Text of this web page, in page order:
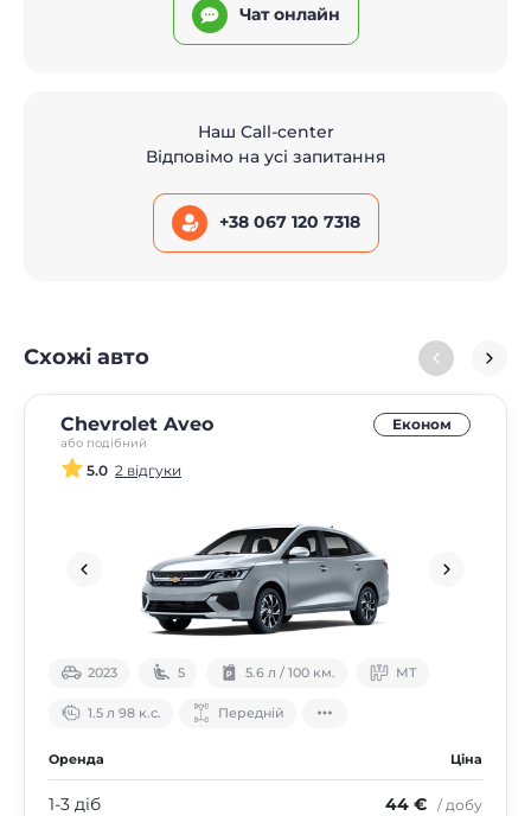
Чат онлайн
Наш Call-center
Відповімо на усі запитання
+38 067 120 7318
Схожі авто
Chevrolet Aveo
або подібний
Економ
5.0 2 відгуки
2023 5 5.6 л / 100 км. МТ
1.5 л 98 к.с. Передній
Оренда Ціна
1-3 діб 44 € / добу